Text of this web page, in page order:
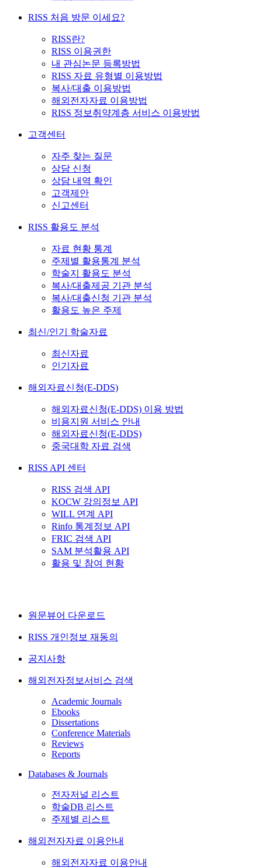
RISS 처음 방문 이세요?
RISS란?
RISS 이용권한
내 관심논문 등록방법
RISS 자료 유형별 이용방법
복사/대출 이용방법
해외전자자료 이용방법
RISS 정보취약계층 서비스 이용방법
고객센터
자주 찾는 질문
상담 신청
상담 내역 확인
고객제안
신고센터
RISS 활용도 분석
자료 현황 통계
주제별 활용통계 분석
학술지 활용도 분석
복사/대출제공 기관 분석
복사/대출신청 기관 분석
활용도 높은 주제
최신/인기 학술자료
최신자료
인기자료
해외자료신청(E-DDS)
해외자료신청(E-DDS) 이용 방법
비용지원 서비스 안내
해외자료신청(E-DDS)
중국대학 자료 검색
RISS API 센터
RISS 검색 API
KOCW 강의정보 API
WILL 연계 API
Rinfo 통계정보 API
FRIC 검색 API
SAM 분석활용 API
활용 및 참여 현황
원문뷰어 다운로드
RISS 개인정보 재동의
공지사항
해외전자정보서비스 검색
Academic Journals
Ebooks
Dissertations
Conference Materials
Reviews
Reports
Databases & Journals
전자저널 리스트
학술DB 리스트
주제별 리스트
해외전자자료 이용안내
해외전자자료 이용안내